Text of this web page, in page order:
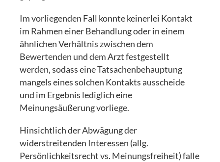
Im vorliegenden Fall konnte keinerlei Kontakt
im Rahmen einer Behandlung oder in einem
ähnlichen Verhältnis zwischen dem
Bewertenden und dem Arzt festgestellt
werden, sodass eine Tatsachenbehauptung
mangels eines solchen Kontakts ausscheide
und im Ergebnis lediglich eine
Meinungsäußerung vorliege.
Hinsichtlich der Abwägung der
widerstreitenden Interessen (allg.
Persönlichkeitsrecht vs. Meinungsfreiheit) falle